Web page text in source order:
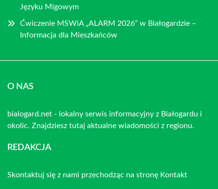
Języku Migowym
Ćwiczenie MSWiA „ALARM 2026” w Białogardzie –
Informacja dla Mieszkańców
O NAS
bialogard.net - lokalny serwis informacyjny z Białogardu i
okolic. Znajdziesz tutaj aktualne wiadomości z regionu.
REDAKCJA
Skontaktuj się z nami przechodząc na stronę Kontakt